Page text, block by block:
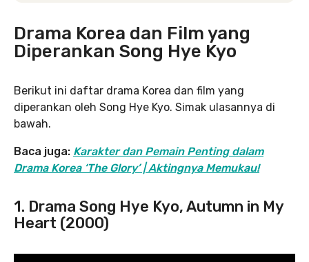
Drama Korea dan Film yang
Diperankan Song Hye Kyo
Berikut ini daftar drama Korea dan film yang
diperankan oleh Song Hye Kyo. Simak ulasannya di
bawah.
Baca juga: Karakter dan Pemain Penting dalam
Drama Korea ‘The Glory’ | Aktingnya Memukau!
1. Drama Song Hye Kyo, Autumn in My
Heart (2000)